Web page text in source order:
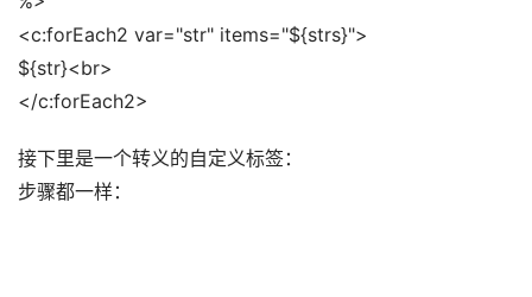
<c:forEach2 var="str" items="${strs}">
${str}<br>
</c:forEach2>
接下里是一个转义的自定义标签：
步骤都一样：